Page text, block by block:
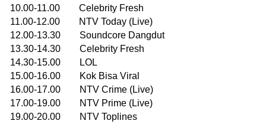
10.00-11.00 Celebrity Fresh
11.00-12.00 NTV Today (Live)
12.00-13.30 Soundcore Dangdut
13.30-14.30 Celebrity Fresh
14.30-15.00 LOL
15.00-16.00 Kok Bisa Viral
16.00-17.00 NTV Crime (Live)
17.00-19.00 NTV Prime (Live)
19.00-20.00 NTV Toplines